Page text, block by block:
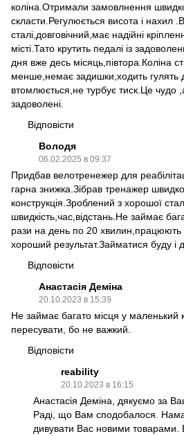
коліна.Отримали замовлнення
скласти.Регулюється висота і нахил
сталі,довговічний,має надійні
місті.Тато крутить педалі із
дня вже десь місяць,півтора.Коліна
менше,немає задишки,ходить гулять
втомлюється,не турбує тиск.Це чудо
задоволені.
Відповісти
Володя
06.02.2025 в 09:37
Придбав велотренежер для
гарна знижка.Зібрав тренажер
конструкція.Зроблений з хорошої
швидкість,час,відстань.Не займає
рази на день по 20 хвилин,працюють
хороший результат.Займатися буду і
Відповісти
Анастасія Деміна
20.10.2023 в 15:39
Не займає багато місця у маленький
пересувати, бо не важкий.
Відповісти
reability
20.10.2023 в 16:15
Анастасія Деміна, дякуємо за
Раді, що Вам сподобалося.
дивувати Вас новими товарами.